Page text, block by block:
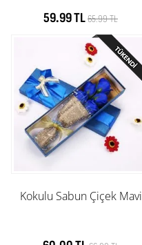
59.99 TL65.99 TL
Kokulu Sabun Çiçek Mavi